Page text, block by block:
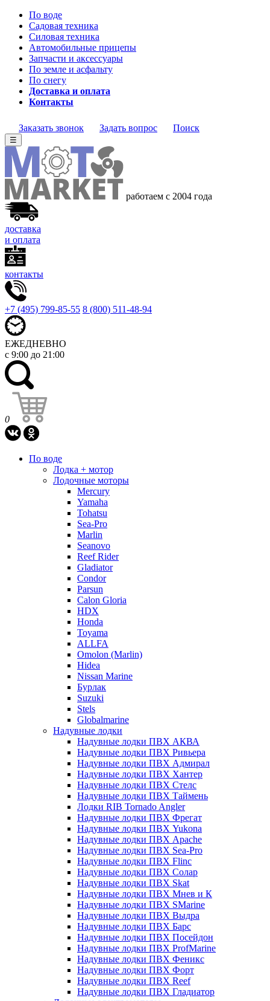
По воде
Садовая техника
Силовая техника
Автомобильные прицепы
Запчасти и аксессуары
По земле и асфальту
По снегу
Доставка и оплата
Контакты
Заказать звонок Задать вопрос Поиск
☰
работаем с 2004 года
доставка
и оплата
контакты
+7 (495) 799-85-55 8 (800) 511-48-94
ЕЖЕДНЕВНО
с 9:00 до 21:00
0
По воде
Лодка + мотор
Лодочные моторы
Mercury
Yamaha
Tohatsu
Sea-Pro
Marlin
Seanovo
Reef Rider
Gladiator
Condor
Parsun
Calon Gloria
HDX
Honda
Toyama
ALLFA
Omolon (Marlin)
Hidea
Nissan Marine
Бурлак
Suzuki
Stels
Globalmarine
Надувные лодки
Надувные лодки ПВХ АКВА
Надувные лодки ПВХ Ривьера
Надувные лодки ПВХ Адмирал
Надувные лодки ПВХ Хантер
Надувные лодки ПВХ Стелс
Надувные лодки ПВХ Таймень
Лодки RIB Tornado Angler
Надувные лодки ПВХ Фрегат
Надувные лодки ПВХ Yukona
Надувные лодки ПВХ Apache
Надувные лодки ПВХ Sea-Pro
Надувные лодки ПВХ Flinc
Надувные лодки ПВХ Солар
Надувные лодки ПВХ Skat
Надувные лодки ПВХ Мнев и К
Надувные лодки ПВХ SMarine
Надувные лодки ПВХ Выдра
Надувные лодки ПВХ Барс
Надувные лодки ПВХ Посейдон
Надувные лодки ПВХ ProfMarine
Надувные лодки ПВХ Феникс
Надувные лодки ПВХ Форт
Надувные лодки ПВХ Reef
Надувные лодки ПВХ Гладиатор